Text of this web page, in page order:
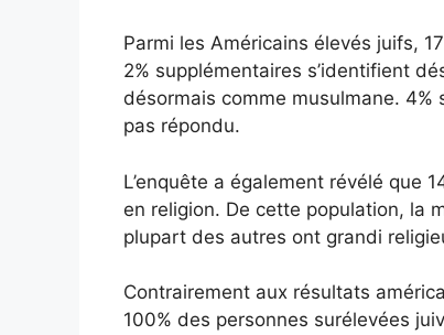
Parmi les Américains élevés juifs,
2% supplémentaires s’identifient
désormais comme musulmane. 4%
pas répondu.
L’enquête a également révélé que
en religion. De cette population, la
plupart des autres ont grandi
Contrairement aux résultats
100% des personnes surélevées